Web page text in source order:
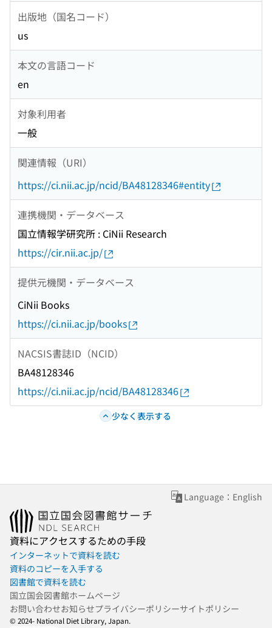
出版地（国名コード）
us
本文の言語コード
en
対象利用者
一般
関連情報（URI）
https://ci.nii.ac.jp/ncid/BA48128346#entity
連携機関・データベース
国立情報学研究所 : CiNii Research
https://cir.nii.ac.jp/
提供元機関・データベース
CiNii Books
https://ci.nii.ac.jp/books
NACSIS書誌ID（NCID）
BA48128346
https://ci.nii.ac.jp/ncid/BA48128346
少なく表示する
Language：English
資料にアクセスするための手段
インターネットで資料を読む
資料のコピーを入手する
図書館で資料を読む
国立国会図書館ホームページ
お問い合わせお知らせプライバシーポリシーサイトポリシー
© 2024- National Diet Library, Japan.